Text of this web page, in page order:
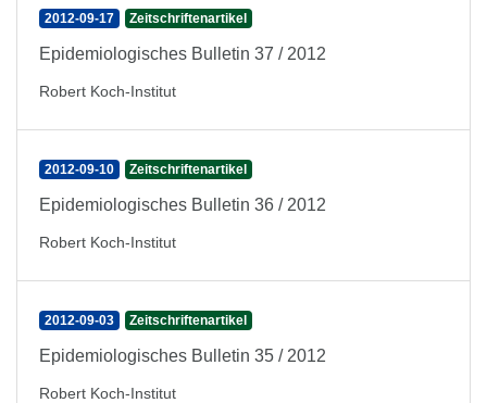
2012-09-17 Zeitschriftenartikel
Epidemiologisches Bulletin 37 / 2012
Robert Koch-Institut
2012-09-10 Zeitschriftenartikel
Epidemiologisches Bulletin 36 / 2012
Robert Koch-Institut
2012-09-03 Zeitschriftenartikel
Epidemiologisches Bulletin 35 / 2012
Robert Koch-Institut